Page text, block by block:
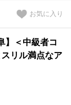
ワクのスタッフ体験
】＜中級者コ
リル満点なア
お気に入り